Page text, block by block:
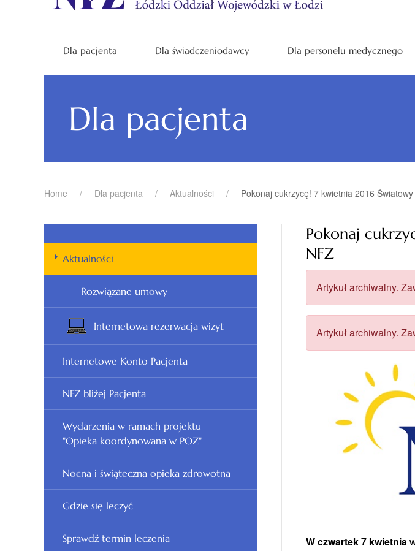
Dla pacjenta Dla świadczeniodawcy Dla personelu medycznego
Dla pacjenta
Home Dla pacjenta Aktualności Pokonaj cukrzycę! 7 kwietnia 2016
Pokonaj
NFZ
Artykuł archiwalny.
Artykuł archiwalny.
W czwartek 7 kwietnia
Aktualności
Rozwiązane umowy
Internetowa rezerwacja wizyt
Internetowe Konto Pacjenta
NFZ bliżej Pacjenta
Wydarzenia w ramach projektu
"Opieka koordynowana w POZ"
Nocna i świąteczna opieka zdrowotna
Gdzie się leczyć
Sprawdź termin leczenia